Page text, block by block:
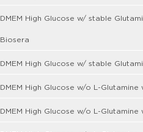
DMEM High Glucose w/ stable
Biosera
DMEM High Glucose w/ stable
DMEM High Glucose w/o L-
DMEM High Glucose w/o L-